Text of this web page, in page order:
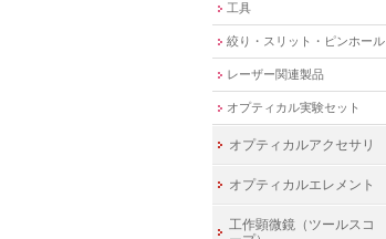
工具
絞り・スリット・ピンホール
レーザー関連製品
オプティカル実験セット
オプティカルアクセサリ
オプティカルエレメント
工作顕微鏡（ツールスコ